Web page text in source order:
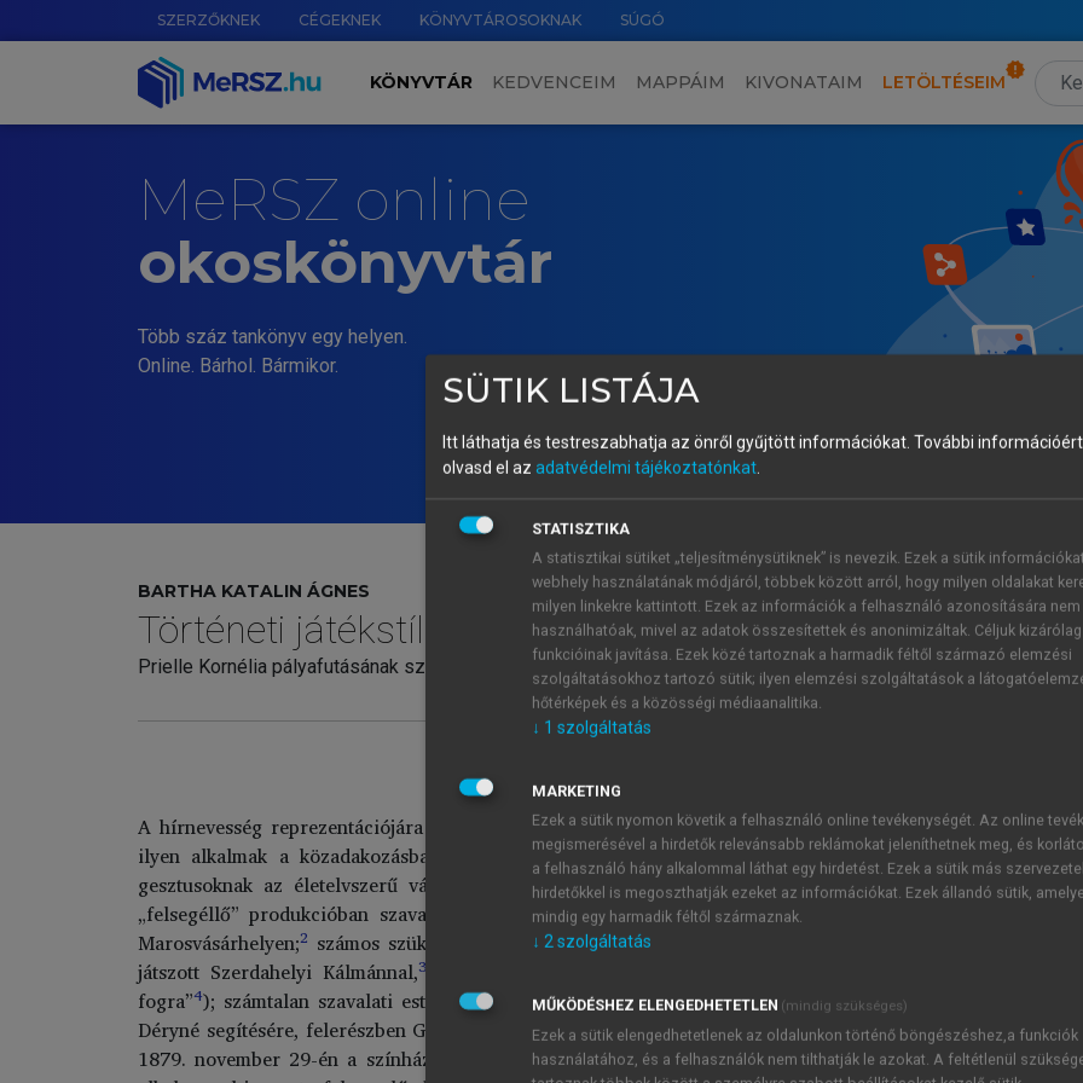
SZERZŐKNEK CÉGEKNEK KÖNYVTÁROSOKNAK SÚGÓ
KÖNYVTÁR KEDVENCEIM MAPPÁIM KIVONATAIM LETÖLTÉSEIM
MeRSZ online
okoskönyvtár
Több száz tankönyv egy helyen.
Online. Bárhol. Bármikor.
BARTHA KATALIN ÁGNES
Történeti játékstílus és gyakorlat
Prielle Kornélia pályafutásának színházművészeti és társadalmi dimenziói
Szociálisan érzékeny, adakozó színésznő
A hírnevesség reprezentációjára kiváló apropónak bizonyultak az egyes színházon kívüli események
ilyen alkalmak a közadakozásban élen járó színésznőt is megmutatták. Ha csak néhány ilyen
gesztusoknak az életelvszerű vállalása. 1856. május 31-én Marosvásárhelyen az Apolló-teremben a
„felsegéllő” produkcióban szavalt;
ugyanazon év novemberében az 1854-ben jeltelenül eltemetett
Marosvásárhelyen;2 számos szükségben levő vidéki színészen segített (például 1864 tavaszán
játszott Szerdahelyi Kálmánnal,3
máskor gyűjtést szervezett a Nemzeti Színház színészei körében
fogra”4); számtalan szavalati esten vett részt ingyen, különböző nőegyletek anyagi támogatására; 1869-
Déryné segítésére, felerészben Gyulai Ferenc kolozsvári színész sírjának elkészítésére ajánlotta fel. A
1879. november 29-én a színház tiszteletbeli tagjaként föllépti díj nélkül játszott.6Az 1868-tól vezetett
SÜTIK LISTÁJA
Itt láthatja és testreszabhatja az önről gyűjtött információkat. További
olvasd el az adatvédelmi tájékoztatónkat.
STATISZTIKA
A statisztikai sütiket „teljesítménysütiknek” is nevezik. Ezek a sütik
webhely használatának módjáról, többek között arról, hogy milyen oldalakat
milyen linkekre kattintott. Ezek az információk a felhasználó azonosítására nem
használhatóak, mivel az adatok összesítettek és anonimizáltak. Céljuk
funkcióinak javítása. Ezek közé tartoznak a harmadik féltől származó elemzési
szolgáltatásokhoz tartozó sütik; ilyen elemzési szolgáltatások a
hőtérképek és a közösségi médiaanalitika.
↓ 1 szolgáltatás
MARKETING
Ezek a sütik nyomon követik a felhasználó online tevékenységét. Az online
megismerésével a hirdetők relevánsabb reklámokat jeleníthetnek meg, és
a felhasználó hány alkalommal láthat egy hirdetést. Ezek a sütik más
hirdetőkkel is megoszthatják ezeket az információkat. Ezek állandó sütik,
mindig egy harmadik féltől származnak.
↓ 2szolgáltatás
MŰKÖDÉSHEZ ELENGEDHETETLEN (mindig szükséges)
Ezek a sütik elengedhetetlenek az oldalunkon történő böngészéshez,a funkciók
használatához, és a felhasználók nem tilthatják le azokat. A feltétlenül